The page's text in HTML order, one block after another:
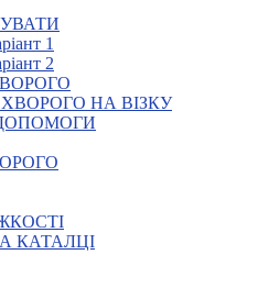
Рада ветеранів УТОГ
Рада перекладачів жестової
Рада директорів УТОГ
1
2
НА ВІЗКУ
КАТАЛЦІ